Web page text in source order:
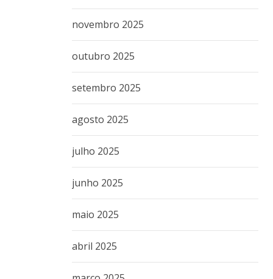
novembro 2025
outubro 2025
setembro 2025
agosto 2025
julho 2025
junho 2025
maio 2025
abril 2025